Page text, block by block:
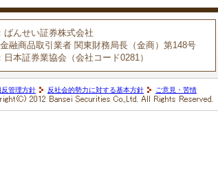
ばんせい証券株式会社
金融商品取引業者 関東財務局長（金商）第148号
日本証券業協会（会社コード0281）
反管理方針 反社会的勢力に対する基本方針 ご意見・苦情